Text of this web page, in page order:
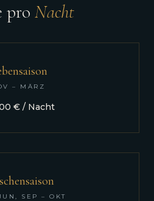
pro Nacht
– MÄRZ
€ / Nacht
SEP – OKT